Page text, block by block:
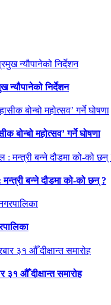
निर्देशन
बोन्बो महोत्सव’ गर्ने घोषणा
बन्ने दौडमा को‐को छन् ?
३१ औँ दीक्षान्त समारोह